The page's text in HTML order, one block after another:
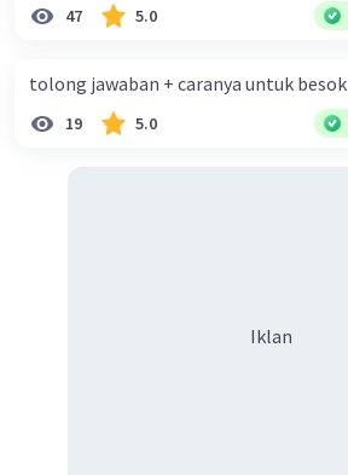
47 5.0
tolong jawaban + caranya untuk besok
19 5.0
Iklan